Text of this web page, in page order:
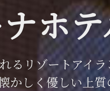
ホ
るリゾートアイラ
かしく優しい上